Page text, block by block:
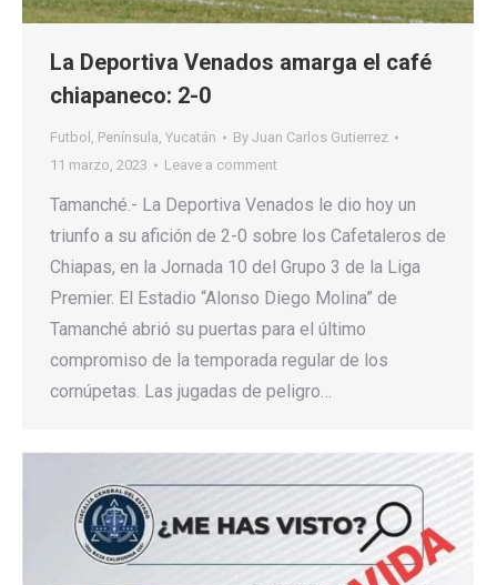
La Deportiva Venados amarga el café
chiapaneco: 2-0
Futbol , Península, Yucatán By Juan Carlos Gutierrez
11 marzo, 2023
Leave a comment
Tamanché.- La Deportiva Venados le dio hoy un
triunfo a su afición de 2-0 sobre los Cafetaleros de
Chiapas, en la Jornada 10 del Grupo 3 de la Liga
Premier. El Estadio “Alonso Diego Molina” de
Tamanché abrió su puertas para el último
compromiso de la temporada regular de los
cornúpetas. Las jugadas de peligro…